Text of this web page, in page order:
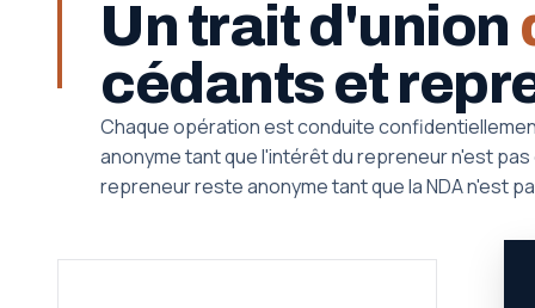
Un trait d'union
cédants et
Chaque opération est conduite
anonyme tant que l'intérêt du repreneur n'est pas
repreneur reste anonyme tant que la NDA n'est